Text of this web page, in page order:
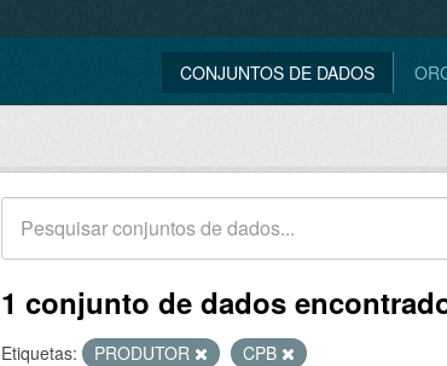
CONJUNTOS DE DADOS
1 conjunto de dados
Etiquetas: PRODUTOR CPB